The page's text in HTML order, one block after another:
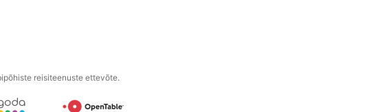
reisiteenuste ettevõte.